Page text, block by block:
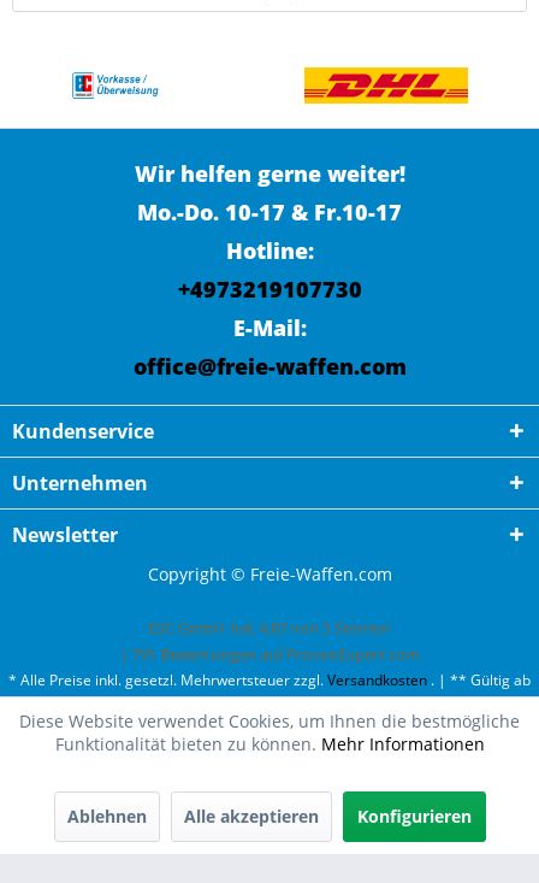
Wir helfen gerne weiter!
Mo.-Do. 10-17 & Fr.10-17
Hotline:
+4973219107730
E-Mail:
office@freie-waffen.com
Kundenservice
Unternehmen
Newsletter
Copyright © Freie-Waffen.com
ESC GmbH hat 4,87von 5Sternen
| 791 Bewertungen auf ProvenExpert.com
* Alle Preise inkl. gesetzl. Mehrwertsteuer zzgl.Versandkosten . | ** Gültig ab
ausgenommen Gefahrgut. Weitere Ländern finden Sie unterVersandkosten
Diese Website verwendet Cookies, um Ihnen die bestmögliche
Funktionalität bieten zu können. Mehr Informationen
Ablehnen Alle akzeptieren Konfigurieren